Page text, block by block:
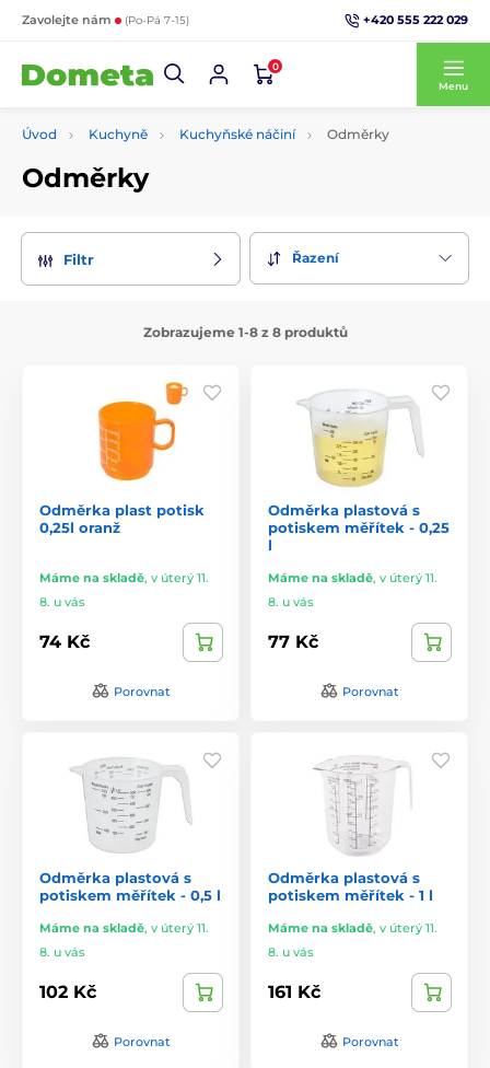
Zavolejte nám (Po-Pá 7-15) +420 555 222 029
0
Menu
Úvod Kuchyně Kuchyňské náčiní Odměrky
Odměrky
Filtr Řazení
Zobrazujeme 1-8 z 8 produktů
Odměrka plast potisk
0,25l oranž
Máme na skladě, v úterý 11.
8. u vás
74 Kč
Porovnat
Odměrka plastová s
potiskem měřítek - 0,25
l
Máme na skladě, v úterý 11.
8. u vás
77 Kč
Porovnat
Odměrka plastová s
potiskem měřítek - 0,5 l
Máme na skladě, v úterý 11.
8. u vás
102 Kč
Porovnat
Odměrka plastová s
potiskem měřítek - 1 l
Máme na skladě, v úterý 11.
8. u vás
161 Kč
Porovnat